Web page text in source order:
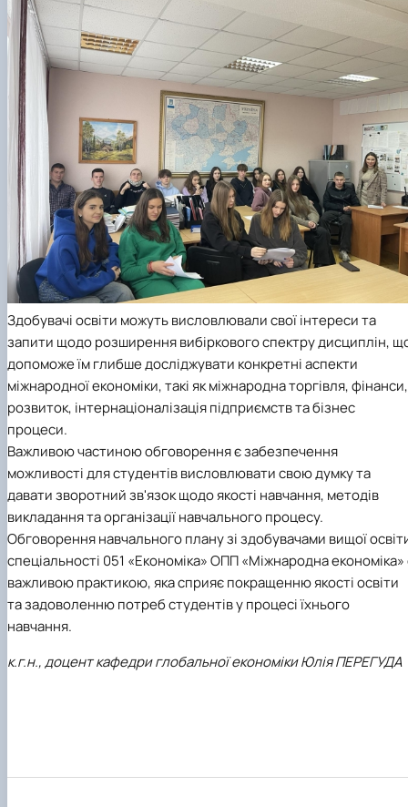
Здобувачі освіти можуть висловлювали свої інтереси та
запити щодо розширення вибіркового спектру дисциплін,
допоможе їм глибше досліджувати конкретні аспекти
міжнародної економіки, такі як міжнародна торгівля, фінанси,
розвиток, інтернаціоналізація підприємств та бізнес
процеси.
Важливою частиною обговорення є забезпечення
можливості для студентів висловлювати свою думку та
давати зворотний зв'язок щодо якості навчання, методів
викладання та організації навчального процесу.
Обговорення навчального плану зі здобувачами вищої
спеціальності 051 «Економіка» ОПП «Міжнародна економіка»
важливою практикою, яка сприяє покращенню якості освіти
та задоволенню потреб студентів у процесі їхнього
навчання.
к.г.н., доцент кафедри глобальної економіки Юлія ПЕРЕГУДА